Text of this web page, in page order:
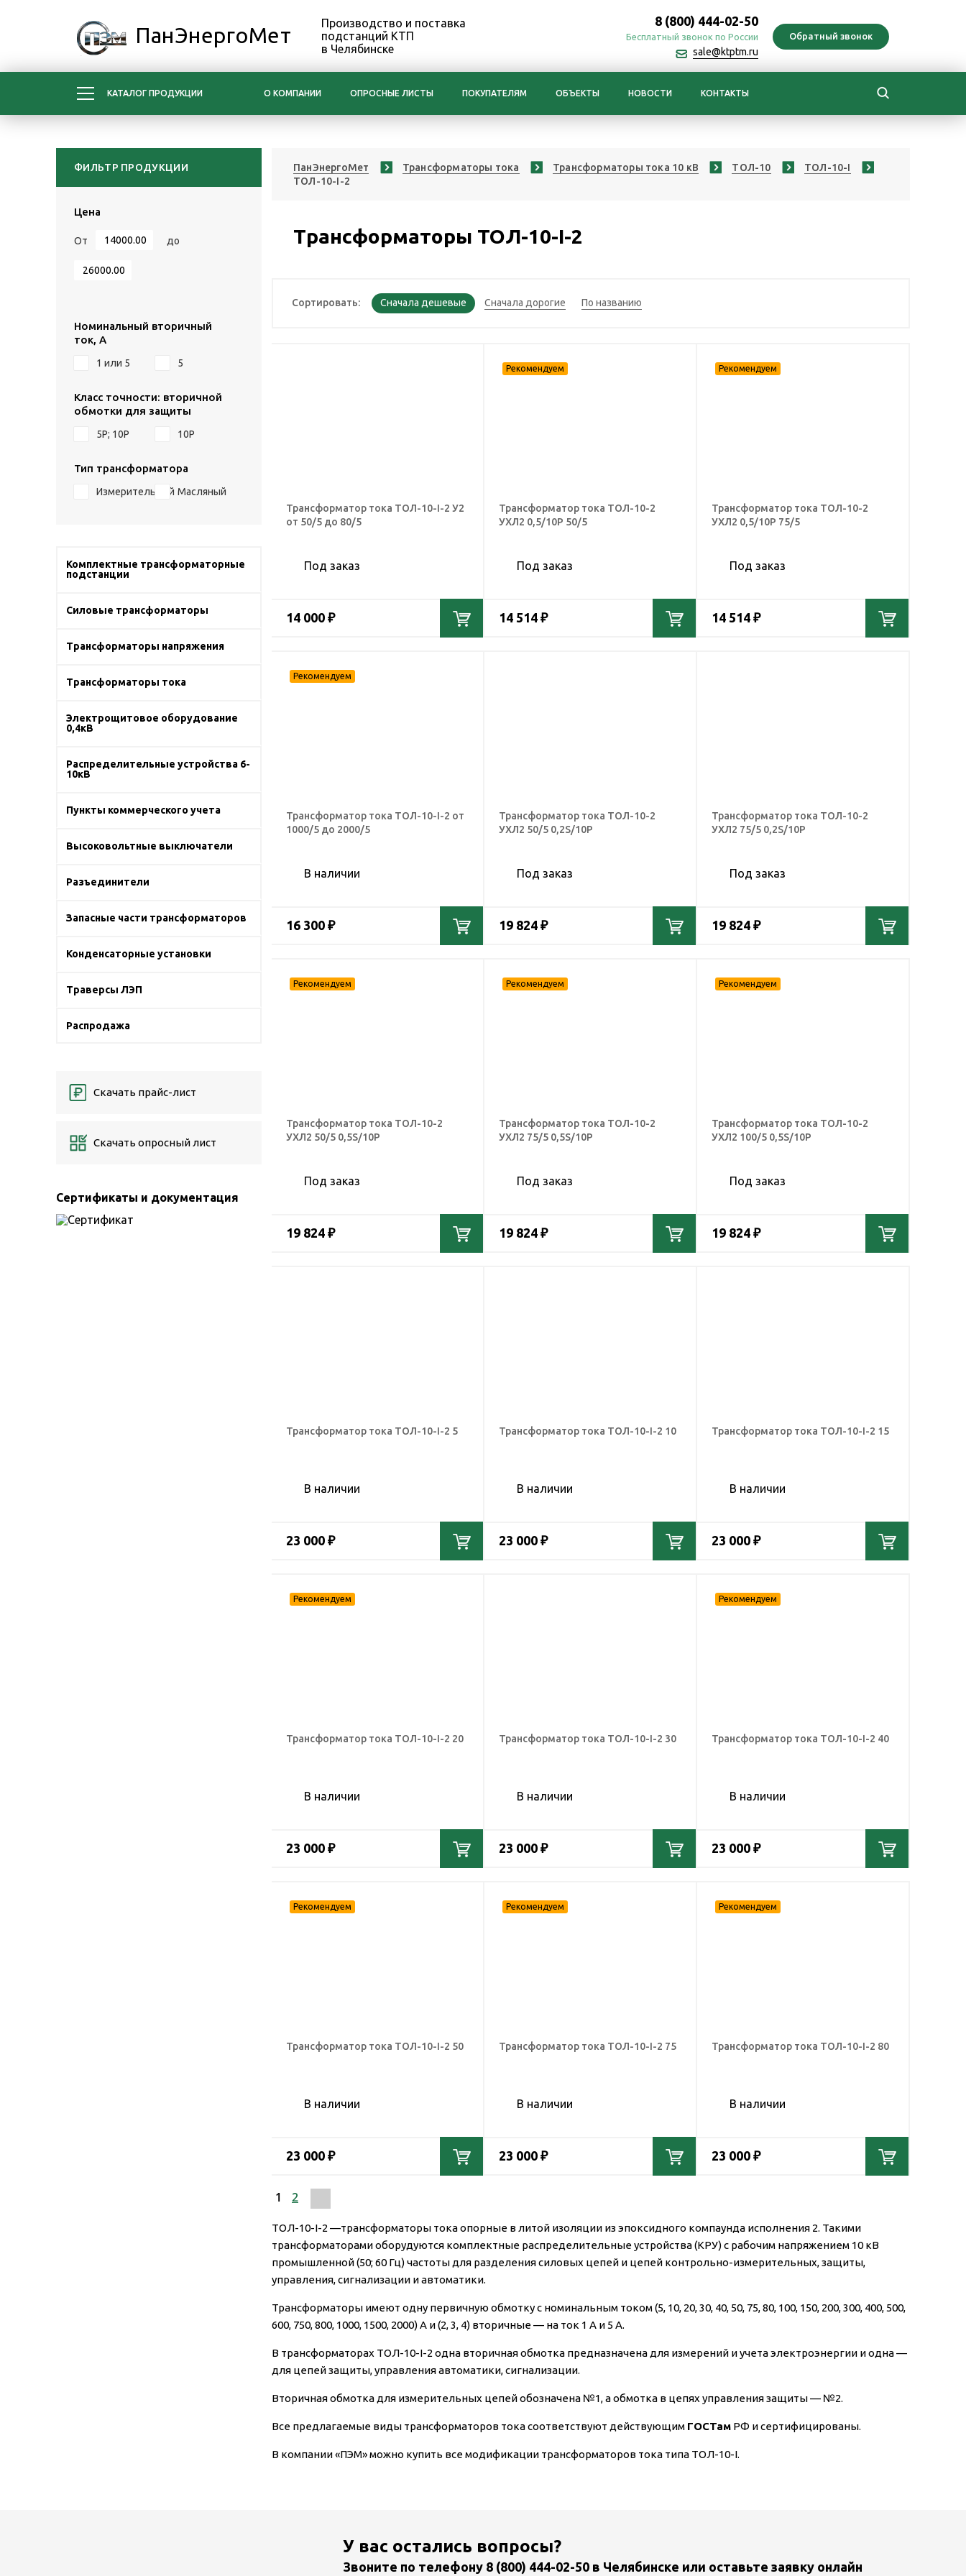
ПанЭнергоМет
Производство и поставка
подстанций КТП
в Челябинске
8 (800) 444-02-50
Бесплатный звонок по России
sale@ktptm.ru
КАТАЛОГ ПРОДУКЦИИ О КОМПАНИИ ОПРОСНЫЕ ЛИСТЫ ПОКУПАТЕЛЯМ ОБЪЕКТЫ НОВОСТИ КОНТАКТЫ
ФИЛЬТР ПРОДУКЦИИ
Цена
От до
Номинальный вторичный
ток, А
1 или 5 5
Класс точности: вторичной
обмотки для защиты
5Р; 10Р 10P
Тип трансформатора
Измерительный Масляный
Комплектные трансформаторные
подстанции
Силовые трансформаторы
Трансформаторы напряжения
Трансформаторы тока
Электрощитовое оборудование
0,4кВ
Распределительные устройства 6-
10кВ
Пункты коммерческого учета
Высоковольтные выключатели
Разъединители
Запасные части трансформаторов
Конденсаторные установки
Траверсы ЛЭП
Распродажа
Скачать прайс-лист
Скачать опросный лист
Сертификаты и документация
ПанЭнергоМет Трансформаторы тока Трансформаторы тока 10 кВ ТОЛ-10
ТОЛ-10-I
ТОЛ-10-I-2
Трансформаторы ТОЛ-10-I-2
Сортировать:
Трансформатор тока ТОЛ-10-I-2 У2
от 50/5 до 80/5
Под заказ
14 000 ₽
Трансформатор тока ТОЛ-10-2
УХЛ2 0,5/10Р 50/5
Под заказ
14 514 ₽
Трансформатор тока ТОЛ-10-2
УХЛ2 0,5/10Р 75/5
Под заказ
14 514 ₽
Трансформатор тока ТОЛ-10-I-2 от
1000/5 до 2000/5
В наличии
16 300 ₽
Трансформатор тока ТОЛ-10-2
УХЛ2 50/5 0,2S/10Р
Под заказ
19 824 ₽
Трансформатор тока ТОЛ-10-2
УХЛ2 75/5 0,2S/10Р
Под заказ
19 824 ₽
Трансформатор тока ТОЛ-10-2
УХЛ2 50/5 0,5S/10Р
Под заказ
19 824 ₽
Трансформатор тока ТОЛ-10-2
УХЛ2 75/5 0,5S/10Р
Под заказ
19 824 ₽
Трансформатор тока ТОЛ-10-2
УХЛ2 100/5 0,5S/10Р
Под заказ
19 824 ₽
Трансформатор тока ТОЛ-10-I-2 5
В наличии
23 000 ₽
Трансформатор тока ТОЛ-10-I-2 10
В наличии
23 000 ₽
Трансформатор тока ТОЛ-10-I-2 15
В наличии
23 000 ₽
Трансформатор тока ТОЛ-10-I-2 20
В наличии
23 000 ₽
Трансформатор тока ТОЛ-10-I-2 30
В наличии
23 000 ₽
Трансформатор тока ТОЛ-10-I-2 40
В наличии
23 000 ₽
Трансформатор тока ТОЛ-10-I-2 50
В наличии
23 000 ₽
Трансформатор тока ТОЛ-10-I-2 75
В наличии
23 000 ₽
Трансформатор тока ТОЛ-10-I-2 80
В наличии
23 000 ₽
1 2
ТОЛ-10-I-2 —трансформаторы тока опорные в литой изоляции из эпоксидного компаунда исполнения 2. Такими
трансформаторами оборудуются комплектные распределительные устройства (КРУ) с рабочим напряжением 10 кВ
промышленной (50; 60 Гц) частоты для разделения силовых цепей и цепей контрольно-измерительных, защиты,
управления, сигнализации и автоматики.
Трансформаторы имеют одну первичную обмотку с номинальным током (5, 10, 20, 30, 40, 50, 75, 80, 100, 150, 200, 300, 400, 500,
600, 750, 800, 1000, 1500, 2000) А и (2, 3, 4) вторичные — на ток 1 А и 5 А.
В трансформаторах ТОЛ-10-I-2 одна вторичная обмотка предназначена для измерений и учета электроэнергии и одна —
для цепей защиты, управления автоматики, сигнализации.
Вторичная обмотка для измерительных цепей обозначена №1, а обмотка в цепях управления защиты — №2.
Все предлагаемые виды трансформаторов тока соответствуют действующим ГОСТам РФ и сертифицированы.
В компании «ПЭМ» можно купить все модификации трансформаторов тока типа ТОЛ-10-I.
У вас остались вопросы?
Звоните по телефону 8 (800) 444-02-50 в Челябинске или оставьте заявку онлайн